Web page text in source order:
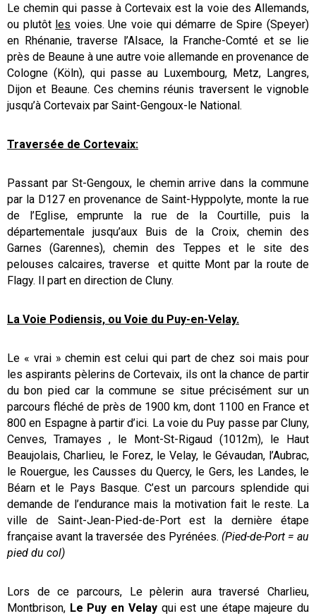
Le chemin qui passe à Cortevaix est la voie des Allemands,
ou plutôt les voies. Une voie qui démarre de Spire (Speyer)
en Rhénanie, traverse l’Alsace, la Franche-Comté et se lie
près de Beaune à une autre voie allemande en provenance de
Cologne (Köln), qui passe au Luxembourg, Metz, Langres,
Dijon et Beaune. Ces chemins réunis traversent le vignoble
jusqu’à Cortevaix par Saint-Gengoux-le National.
Traversée de Cortevaix:
Passant par St-Gengoux, le chemin arrive dans la commune
par la D127 en provenance de Saint-Hyppolyte, monte la rue
de l’Eglise, emprunte la rue de la Courtille, puis la
départementale jusqu’aux Buis de la Croix, chemin des
Garnes (Garennes), chemin des Teppes et le site des
pelouses calcaires, traverse et quitte Mont par la route de
Flagy. Il part en direction de Cluny.
La Voie Podiensis, ou Voie du Puy-en-Velay.
Le « vrai » chemin est celui qui part de chez soi mais pour
les aspirants pèlerins de Cortevaix, ils ont la chance de partir
du bon pied car la commune se situe précisément sur un
parcours fléché de près de 1900 km, dont 1100 en France et
800 en Espagne à partir d’ici. La voie du Puy passe par Cluny,
Cenves, Tramayes , le Mont-St-Rigaud (1012m), le Haut
Beaujolais, Charlieu, le Forez, le Velay, le Gévaudan, l’Aubrac,
le Rouergue, les Causses du Quercy, le Gers, les Landes, le
Béarn et le Pays Basque. C’est un parcours splendide qui
demande de l’endurance mais la motivation fait le reste. La
ville de Saint-Jean-Pied-de-Port est la dernière étape
française avant la traversée des Pyrénées. (Pied-de-Port = au
pied du col)
Lors de ce parcours, Le pèlerin aura traversé Charlieu,
Montbrison, Le Puy en Velayqui est une étape majeure du